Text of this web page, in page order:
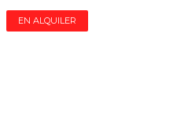
EN ALQUILER